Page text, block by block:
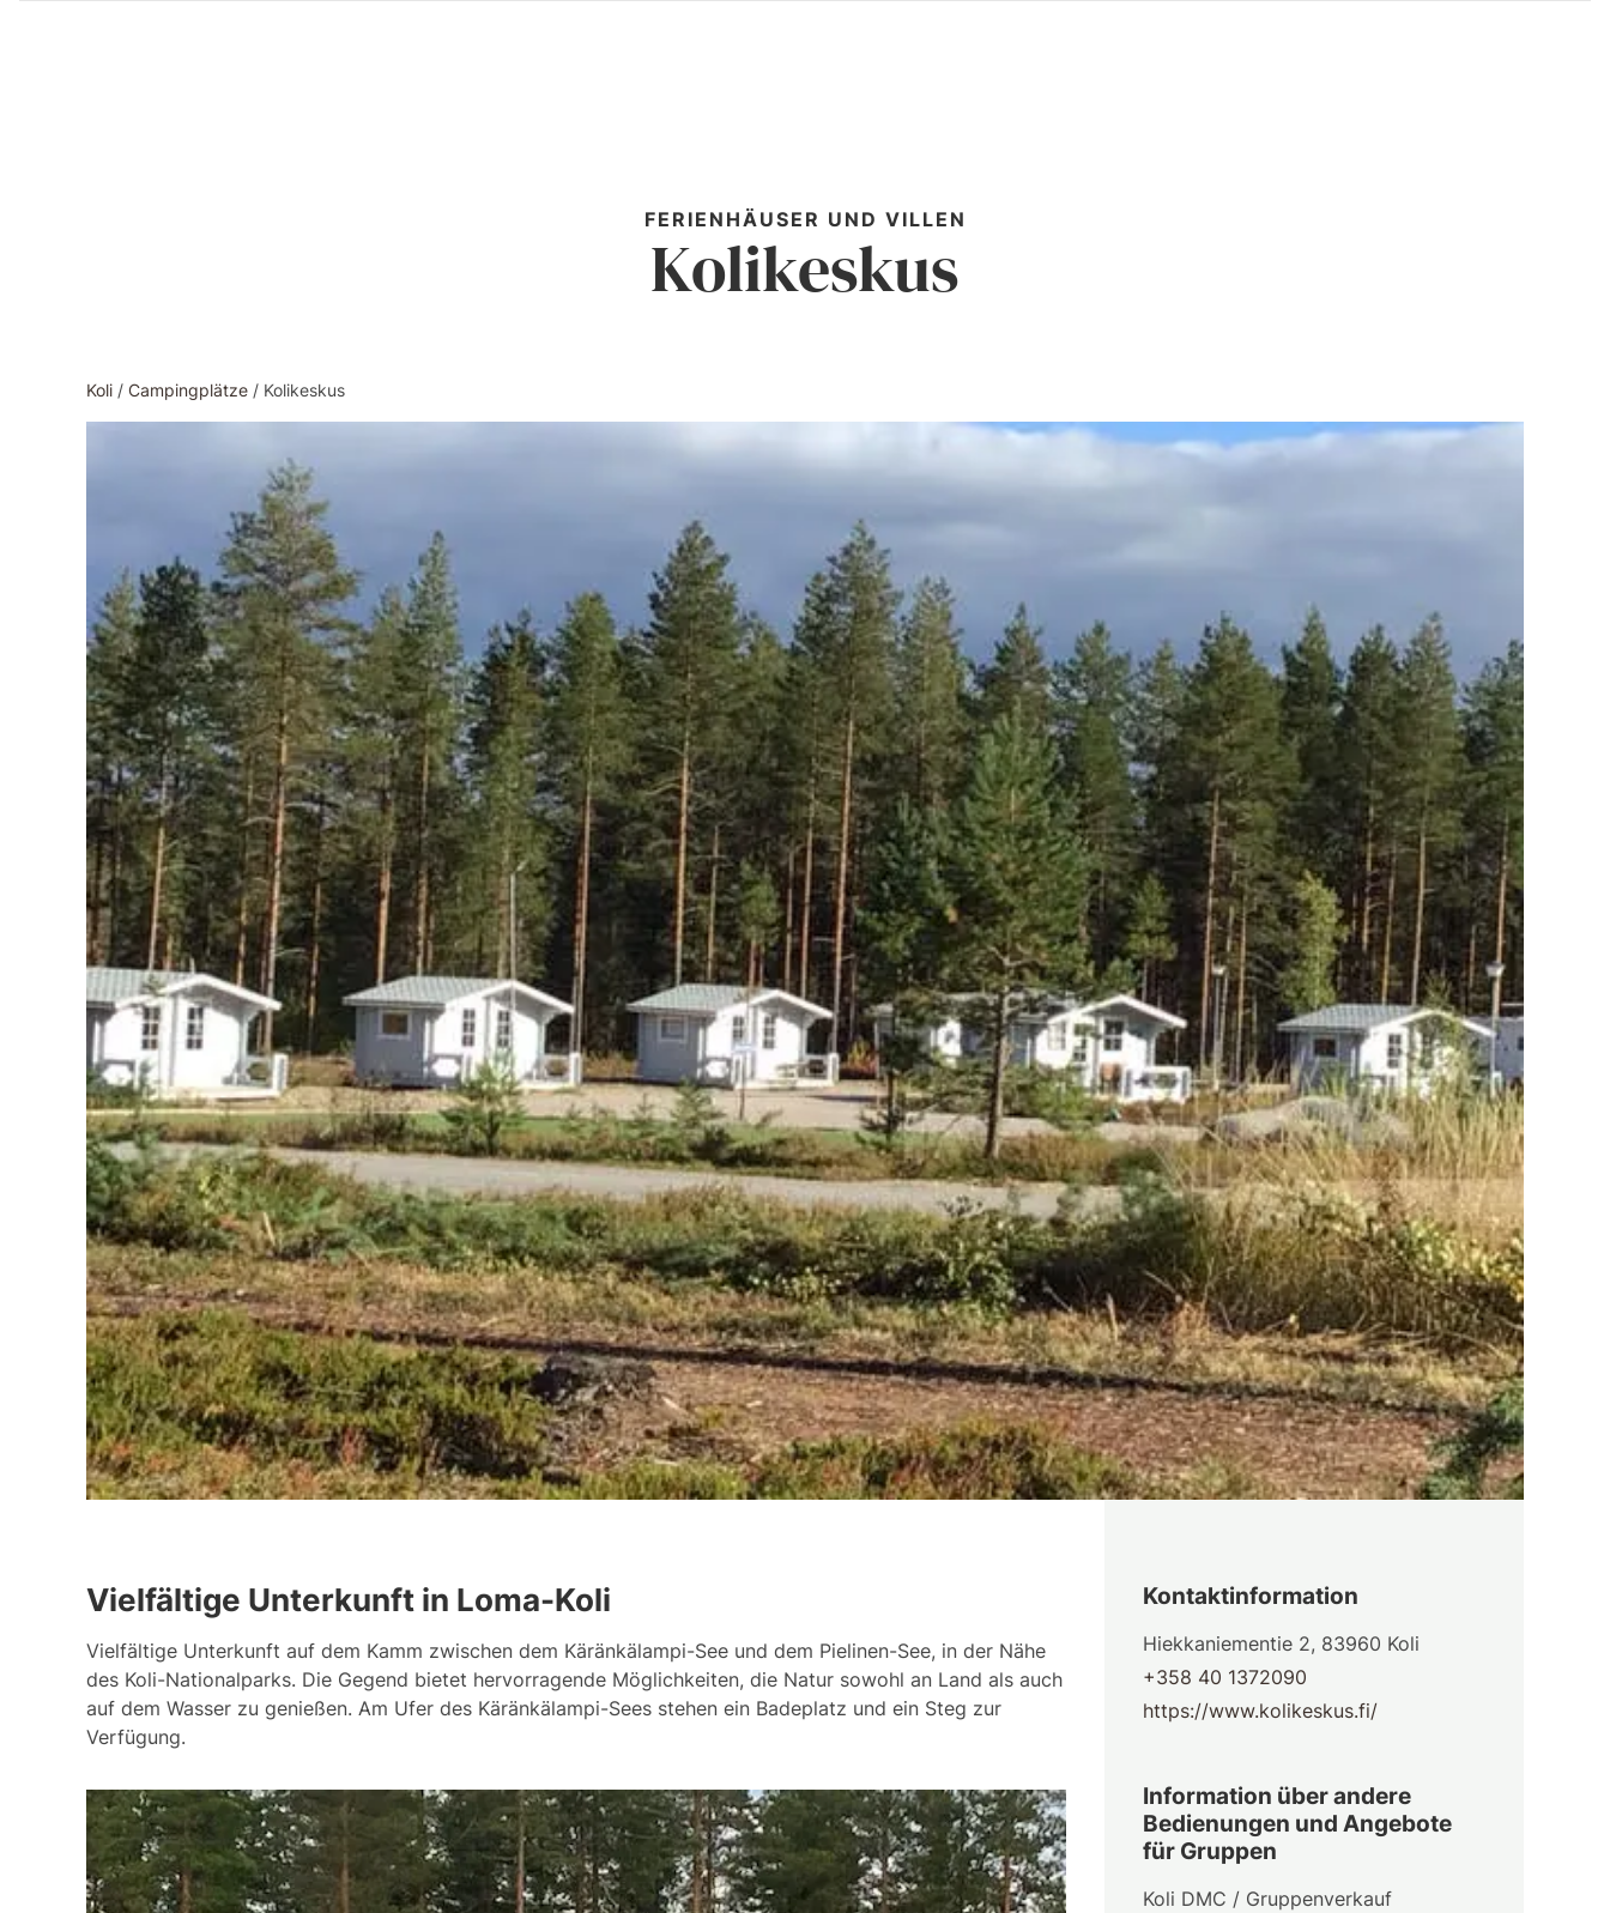
FERIENHÄUSER UND VILLEN
Kolikeskus
Koli / Campingplätze / Kolikeskus
Vielfältige Unterkunft in Loma-Koli
Viel­fäl­ti­ge Un­ter­kunft auf dem Kamm zwisc­hen dem Kä­rän­kä­lam­pi-See und dem Pie­li­nen-See, in der Nä­he
des Ko­li-Na­tio­nal­parks. Die Ge­gend bie­tet her­vor­ra­gen­de Mög­lich­kei­ten, die Na­tur so­wohl an Land als auch
auf dem Was­ser zu ge­nießen. Am Ufer des Kä­rän­kä­lam­pi-Sees ste­hen ein Ba­dep­latz und ein Steg zur
Verfügung.
Kontaktinformation
Hiekkaniementie 2, 83960 Koli
+358 40 1372090
https://www.kolikeskus.fi/
Information über andere
Bedienungen und Angebote
für Gruppen
Koli DMC / Gruppenverkauf